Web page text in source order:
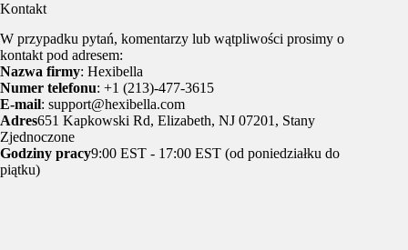
Kontakt
W przypadku pytań, komentarzy lub wątpliwości prosimy o
kontakt pod adresem:
Nazwa firmy: Hexibella
Numer telefonu: +1 (213)-477-3615
E-mail: support@hexibella.com
Adres651 Kapkowski Rd, Elizabeth, NJ 07201, Stany
Zjednoczone
Godziny pracy9:00 EST - 17:00 EST (od poniedziałku do
piątku)